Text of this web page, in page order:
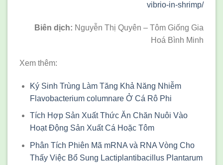
vibrio-in-shrimp/
Biên dịch: Nguyễn Thị Quyên – Tôm Giống Gia
Hoá Bình Minh
Xem thêm:
Ký Sinh Trùng Làm Tăng Khả Năng Nhiễm
Flavobacterium columnare Ở Cá Rô Phi
Tích Hợp Sản Xuất Thức Ăn Chăn Nuôi Vào
Hoạt Động Sản Xuất Cá Hoặc Tôm
Phân Tích Phiên Mã mRNA và RNA Vòng Cho
Thấy Việc Bổ Sung Lactiplantibacillus Plantarum